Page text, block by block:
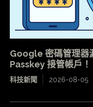
Google 密碼管理
Passkey 接管帳戶！
科技新聞 2026-08-05